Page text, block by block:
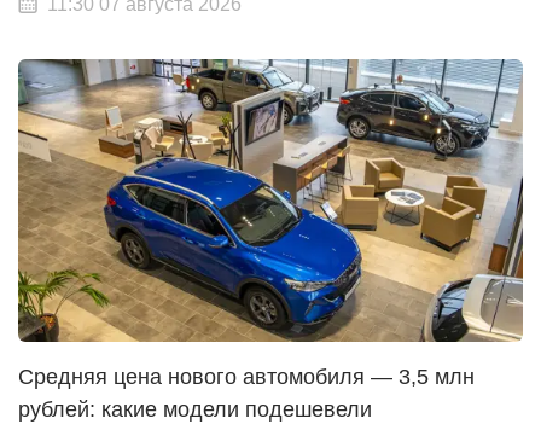
11:30 07 августа 2026
Средняя цена нового автомобиля — 3,5 млн
рублей: какие модели подешевели